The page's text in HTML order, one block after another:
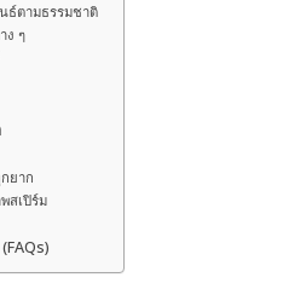
ธ์ตามธรรมชาติ
ง ๆ
ยาก
สเปิร์ม